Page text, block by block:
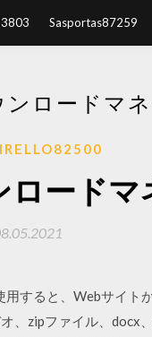
Sasportas87259
ロードマ
ードマ
すると、Webサイト
、zipファイル、docx